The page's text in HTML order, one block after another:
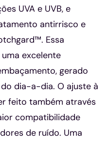
UVA e UVB, e
antirrisco e
Essa
excelente
gerado
dia-a-dia. O ajuste à
feito também através
compatibilidade
de ruído. Uma